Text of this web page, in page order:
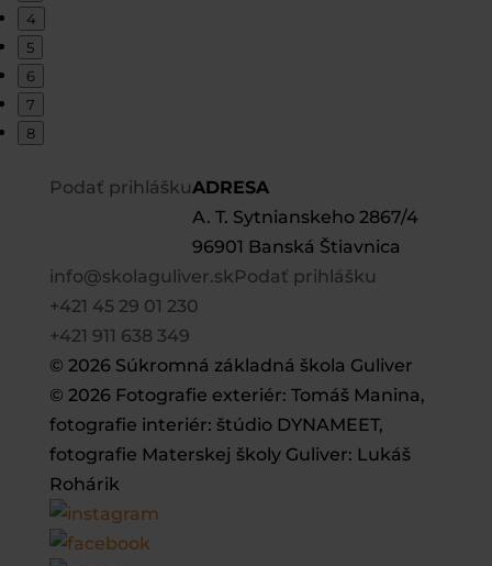
4
5
6
7
8
Podať prihláškuADRESA
A. T. Sytnianskeho 2867/4
96901 Banská Štiavnica
info@skolaguliver.sk
+421 45 29 01 230
+421 911 638 349
Podať prihlášku
© 2026 Súkromná základná škola Guliver
© 2026 Fotografie exteriér: Tomáš Manina,
fotografie interiér: štúdio DYNAMEET,
fotografie Materskej školy Guliver: Lukáš
Rohárik